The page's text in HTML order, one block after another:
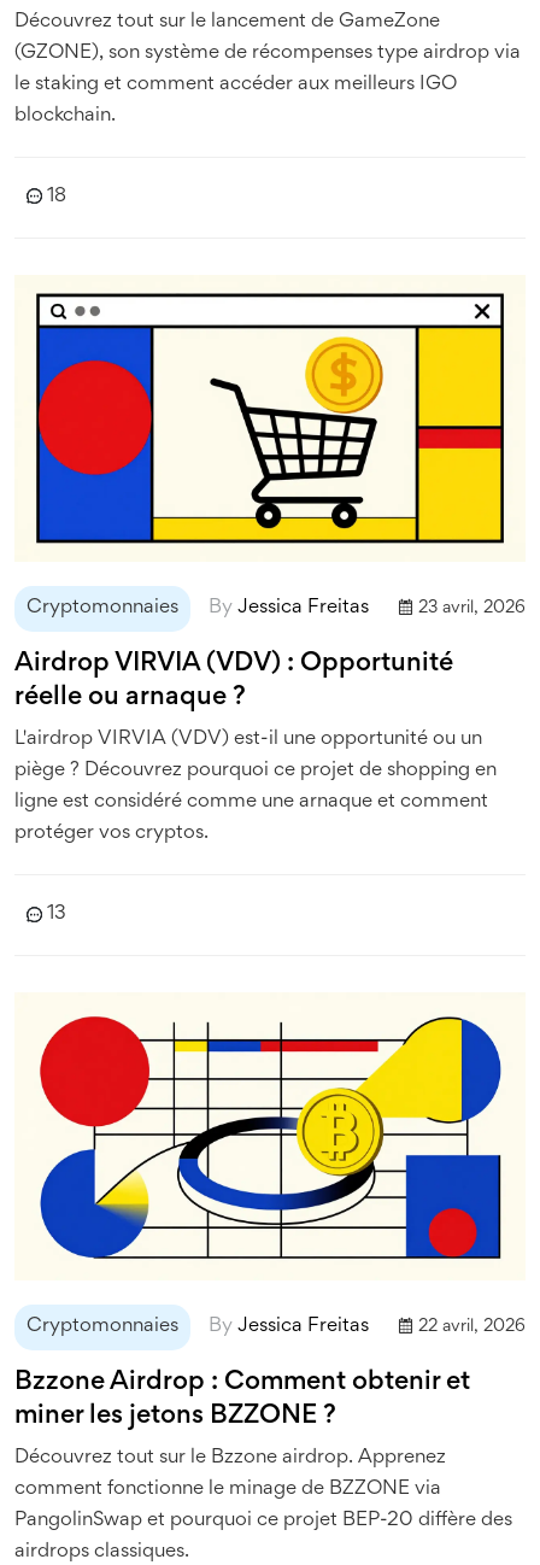
Découvrez tout sur le lancement de GameZone
(GZONE), son système de récompenses type airdrop via
le staking et comment accéder aux meilleurs IGO
blockchain.
18
Cryptomonnaies By Jessica Freitas 23 avril, 2026
Airdrop VIRVIA (VDV) : Opportunité
réelle ou arnaque ?
L'airdrop VIRVIA (VDV) est-il une opportunité ou un
piège ? Découvrez pourquoi ce projet de shopping en
ligne est considéré comme une arnaque et comment
protéger vos cryptos.
13
Cryptomonnaies By Jessica Freitas 22 avril, 2026
Bzzone Airdrop : Comment obtenir et
miner les jetons BZZONE ?
Découvrez tout sur le Bzzone airdrop. Apprenez
comment fonctionne le minage de BZZONE via
PangolinSwap et pourquoi ce projet BEP-20 diffère des
airdrops classiques.